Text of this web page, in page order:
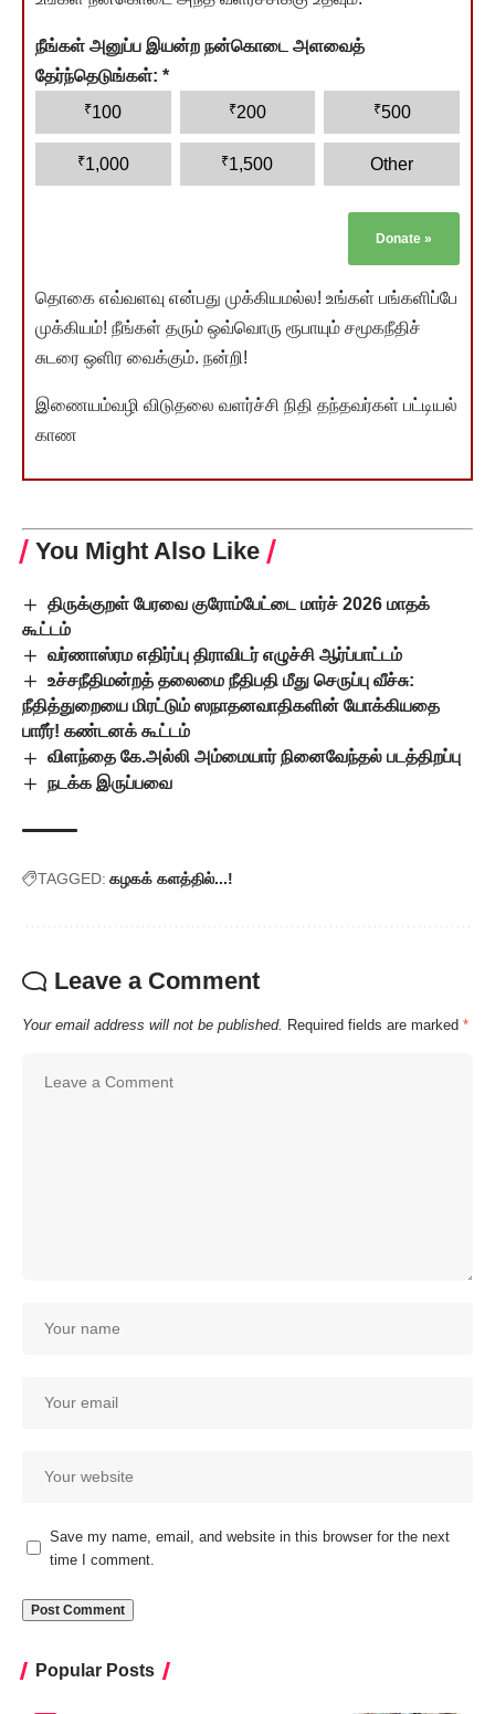
நீங்கள் அனுப்ப இயன்ற நன்கொடை அளவைத்
தேர்ந்தெடுங்கள்: *
₹100 ₹200 ₹500
₹1,000 ₹1,500 Other
Donate »
தொகை எவ்வளவு என்பது முக்கியமல்ல! உங்கள் பங்களிப்பே
முக்கியம்! நீங்கள் தரும் ஒவ்வொரு ரூபாயும் சமூகநீதிச்
சுடரை ஒளிர வைக்கும். நன்றி!
இணையம்வழி விடுதலை வளர்ச்சி நிதி தந்தவர்கள் பட்டியல்
காண
You Might Also Like
திருக்குறள் பேரவை குரோம்பேட்டை மார்ச் 2026 மாதக்
கூட்டம்
வர்ணாஸ்ரம எதிர்ப்பு திராவிடர் எழுச்சி ஆர்ப்பாட்டம்
உச்சநீதிமன்றத் தலைமை நீதிபதி மீது செருப்பு வீச்சு:
நீதித்துறையை மிரட்டும் ஸநாதனவாதிகளின் யோக்கியதை
பாரீர்! கண்டனக் கூட்டம்
விளந்தை கே.அல்லி அம்மையார் நினைவேந்தல் படத்திறப்பு
நடக்க இருப்பவை
TAGGED: கழகக் களத்தில்...!
Leave a Comment
Your email address will not be published. Required fields are marked *
Save my name, email, and website in this browser for the next
time I comment.
Popular Posts